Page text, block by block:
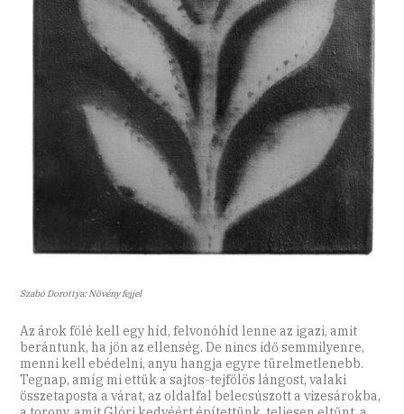
Szabó Dorottya: Növény fejjel
Az árok fölé kell egy híd, felvonóhíd lenne az igazi, amit
berántunk, ha jön az ellenség. De nincs idő semmilyenre,
menni kell ebédelni, anyu hangja egyre türelmetlenebb.
Tegnap, amíg mi ettük a sajtos-tejfölös lángost, valaki
összetaposta a várat, az oldalfal belecsúszott a vizesárokba,